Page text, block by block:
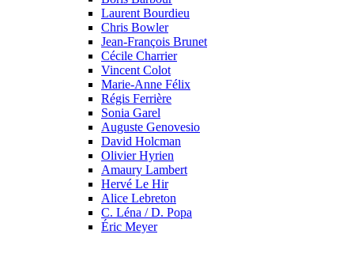
Laurent Bourdieu
Chris Bowler
Jean-François Brunet
Cécile Charrier
Vincent Colot
Marie-Anne Félix
Régis Ferrière
Sonia Garel
Auguste Genovesio
David Holcman
Olivier Hyrien
Amaury Lambert
Hervé Le Hir
Alice Lebreton
C. Léna / D. Popa
Éric Meyer